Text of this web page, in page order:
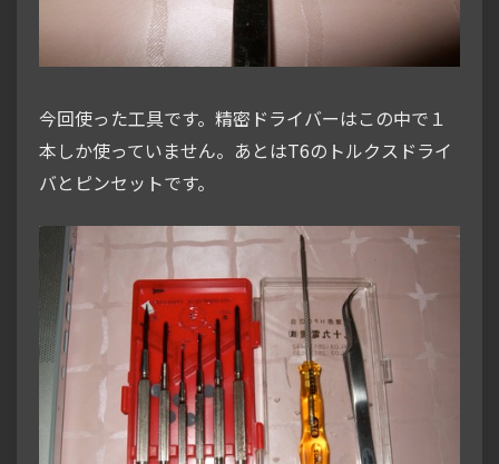
今回使った工具です。精密ドライバーはこの中で１
本しか使っていません。あとはT6のトルクスドライ
バとピンセットです。